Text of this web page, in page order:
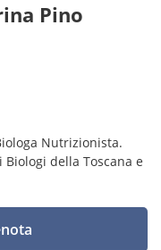
Pino
Nutrizionista.
della Toscana e